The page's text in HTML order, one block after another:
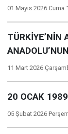
01 Mayıs 2026 Cuma
TÜRKİYE’NİN
11 Mart 2026
20 OCAK
05 Şubat 2026